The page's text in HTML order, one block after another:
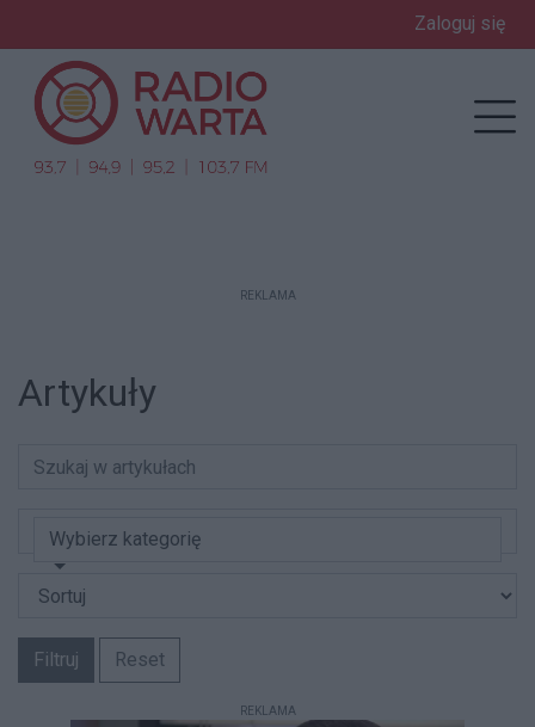
Zaloguj się
REKLAMA
Artykuły
Wybierz kategorię
Filtruj Reset
REKLAMA